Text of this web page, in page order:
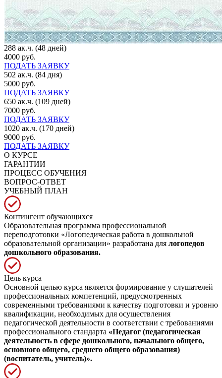
288 ак.ч. (48 дней)
4000 руб.
ПОДАТЬ ЗАЯВКУ
502 ак.ч. (84 дня)
5000 руб.
ПОДАТЬ ЗАЯВКУ
650 ак.ч. (109 дней)
7000 руб.
ПОДАТЬ ЗАЯВКУ
1020 ак.ч. (170 дней)
9000 руб.
ПОДАТЬ ЗАЯВКУ
О КУРСЕ
ГАРАНТИИ
ПРОЦЕСС ОБУЧЕНИЯ
ВОПРОС-ОТВЕТ
УЧЕБНЫЙ ПЛАН
Контингент обучающихся
Образовательная программа профессиональной
переподготовки «Логопедическая работа в дошкольной
образовательной организации» разработана для логопедов
дошкольного образования.
Цель курса
Основной целью курса является формирование у слушателей
профессиональных компетенций, предусмотренных
современными требованиями к качеству подготовки и уровню
квалификации, необходимых для осуществления
педагогической деятельности в соответствии с требованиями
профессионального стандарта «Педагог (педагогическая
деятельность в сфере дошкольного, начального общего,
основного общего, среднего общего образования)
(воспитатель, учитель)».